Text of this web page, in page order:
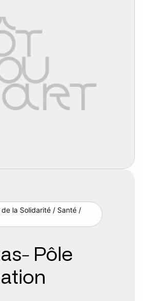
la Solidarité / Santé /
Pôle